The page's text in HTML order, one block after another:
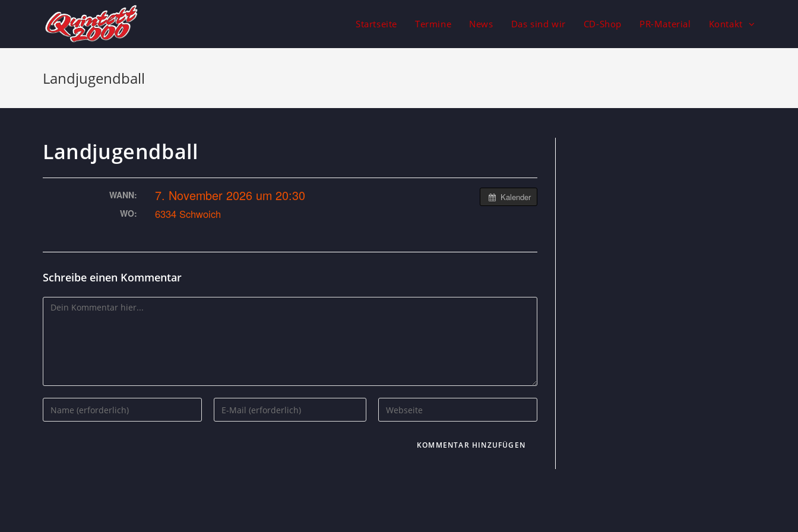
Startseite Termine News Das sind wir CD-Shop PR-Material Kontakt
Landjugendball
Landjugendball
Kalender
WANN: 7. November 2026 um 20:30
WO: 6334 Schwoich
Schreibe einen Kommentar